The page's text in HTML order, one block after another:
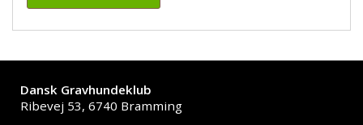
Dansk Gravhundeklub
Ribevej 53, 6740 Bramming